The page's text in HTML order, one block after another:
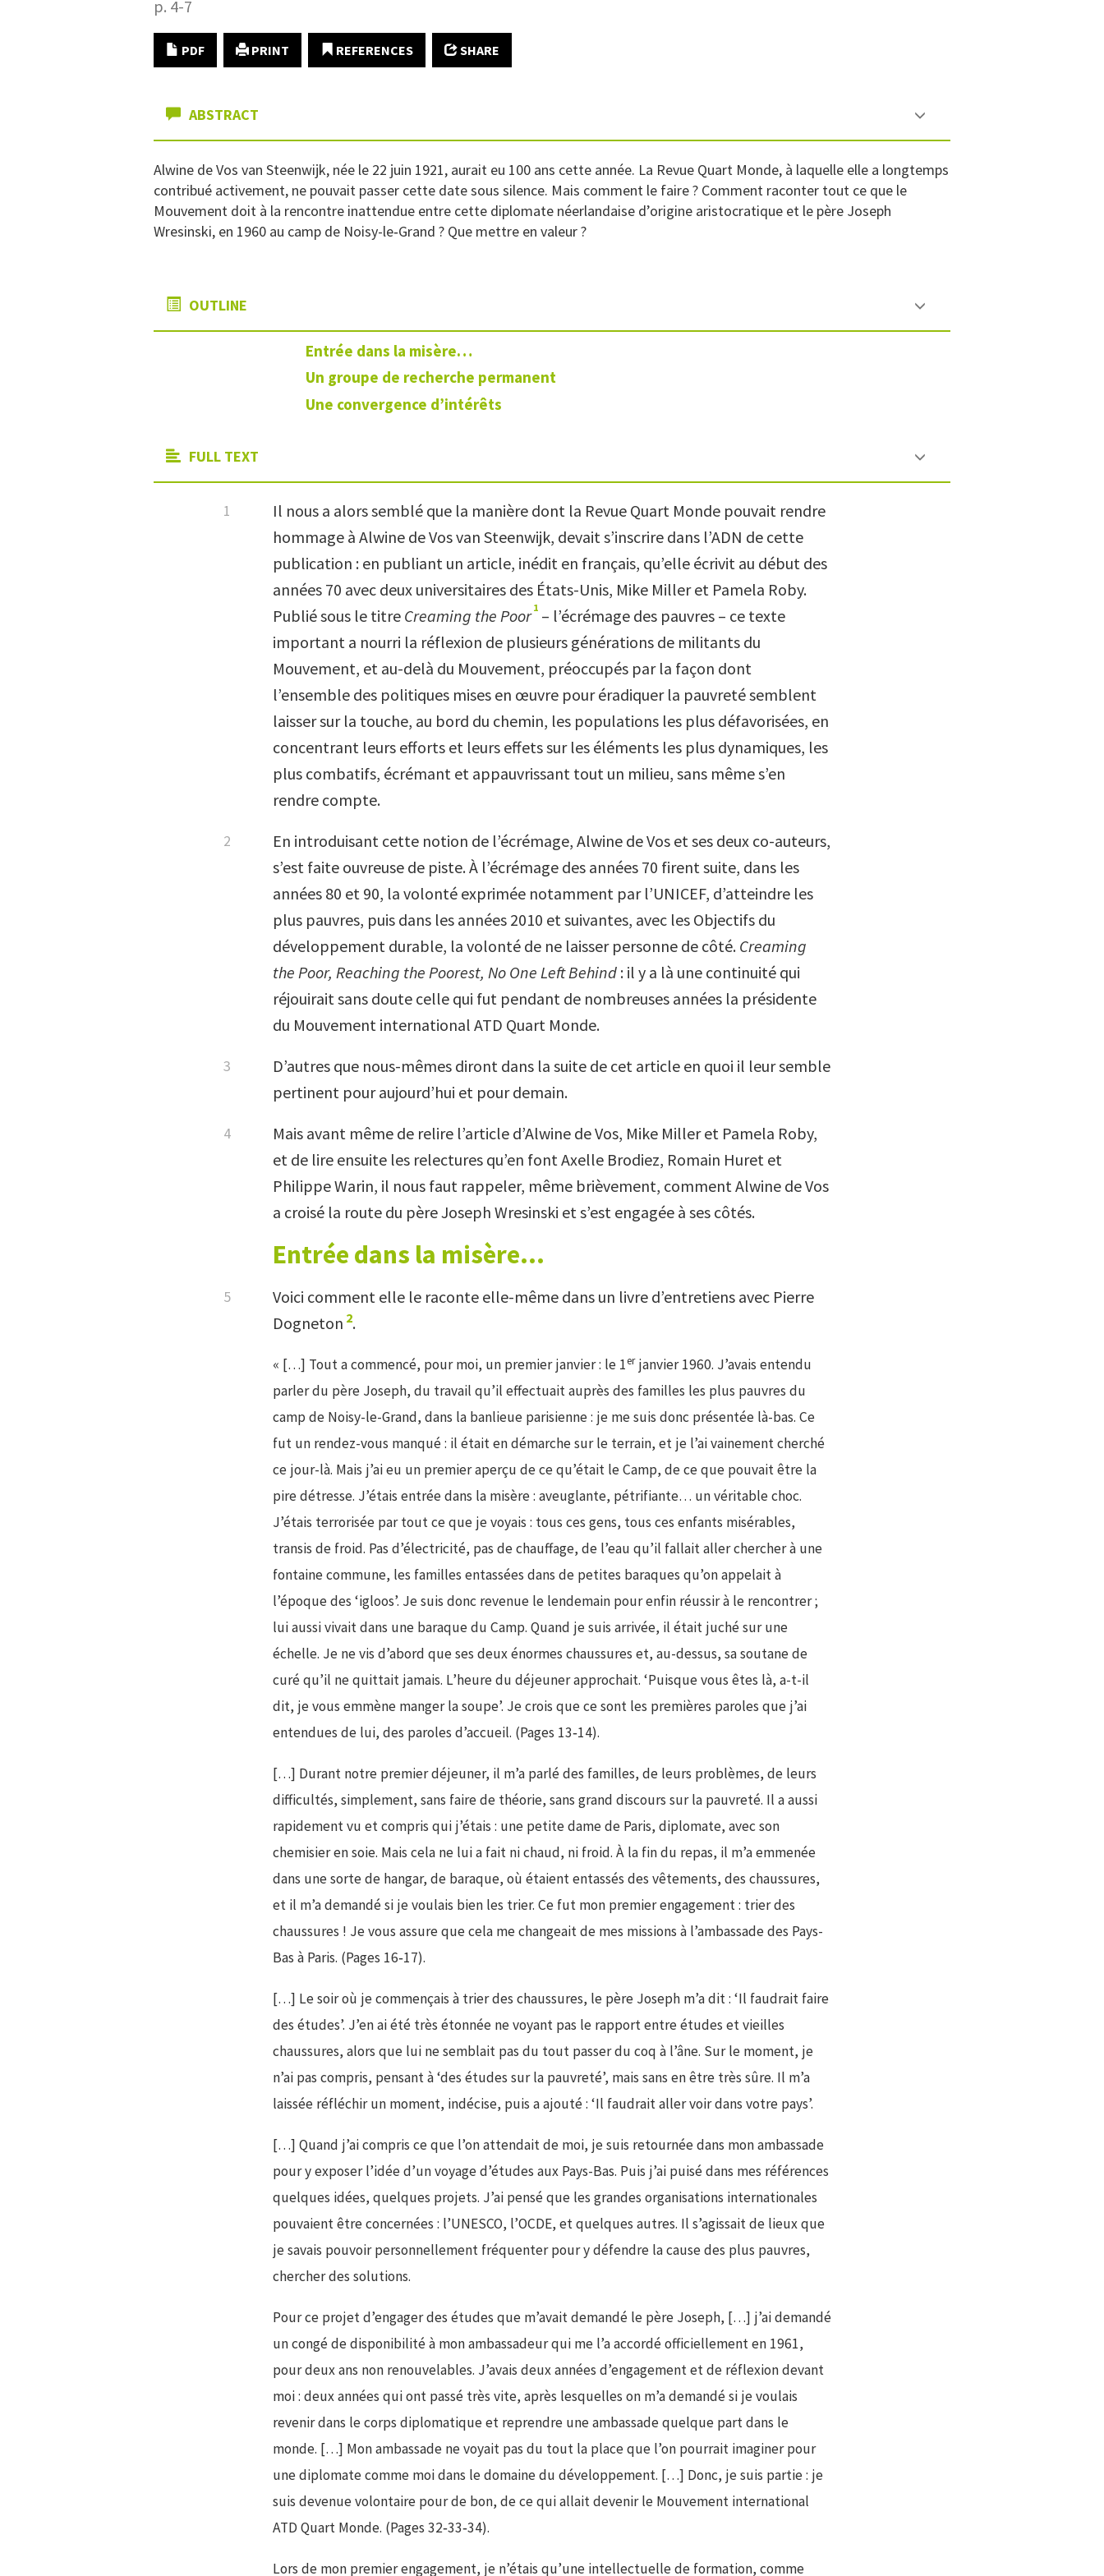
p. 4-7
PDF PRINT REFERENCES SHARE
ABSTRACT
Alwine de Vos van Steenwijk, née le 22 juin 1921, aurait eu 100 ans cette année. La Revue Quart Monde, à laquelle elle a longtemps
contribué activement, ne pouvait passer cette date sous silence. Mais comment le faire ? Comment raconter tout ce que le
Mouvement doit à la rencontre inattendue entre cette diplomate néerlandaise d’origine aristocratique et le père Joseph
Wresinski, en 1960 au camp de Noisy-le‑Grand ? Que mettre en valeur ?
OUTLINE
Entrée dans la misère…
Un groupe de recherche permanent
Une convergence d’intérêts
FULL TEXT
Il nous a alors semblé que la manière dont la Revue Quart Monde pouvait rendre
hommage à Alwine de Vos van Steenwijk, devait s’inscrire dans l’ADN de cette
publication : en publiant un article, inédit en français, qu’elle écrivit au début des
années 70 avec deux universitaires des États-Unis, Mike Miller et Pamela Roby.
Publié sous le titre Creaming the Poor 1 – l’écrémage des pauvres – ce texte
important a nourri la réflexion de plusieurs générations de militants du
Mouvement, et au-delà du Mouvement, préoccupés par la façon dont
l’ensemble des politiques mises en œuvre pour éradiquer la pauvreté semblent
laisser sur la touche, au bord du chemin, les populations les plus défavorisées, en
concentrant leurs efforts et leurs effets sur les éléments les plus dynamiques, les
plus combatifs, écrémant et appauvrissant tout un milieu, sans même s’en
rendre compte.
En introduisant cette notion de l’écrémage, Alwine de Vos et ses deux co-auteurs,
s’est faite ouvreuse de piste. À l’écrémage des années 70 firent suite, dans les
années 80 et 90, la volonté exprimée notamment par l’UNICEF, d’atteindre les
plus pauvres, puis dans les années 2010 et suivantes, avec les Objectifs du
développement durable, la volonté de ne laisser personne de côté. Creaming
the Poor, Reaching the Poorest, No One Left Behind : il y a là une continuité qui
réjouirait sans doute celle qui fut pendant de nombreuses années la présidente
du Mouvement international ATD Quart Monde.
D’autres que nous-mêmes diront dans la suite de cet article en quoi il leur semble
pertinent pour aujourd’hui et pour demain.
Mais avant même de relire l’article d’Alwine de Vos, Mike Miller et Pamela Roby,
et de lire ensuite les relectures qu’en font Axelle Brodiez, Romain Huret et
Philippe Warin, il nous faut rappeler, même brièvement, comment Alwine de Vos
a croisé la route du père Joseph Wresinski et s’est engagée à ses côtés.
Entrée dans la misère…
Voici comment elle le raconte elle-même dans un livre d’entretiens avec Pierre
Dogneton 2.
« […] Tout a commencé, pour moi, un premier janvier : le 1erjanvier 1960. J’avais entendu
parler du père Joseph, du travail qu’il effectuait auprès des familles les plus pauvres du
camp de Noisy-le-Grand, dans la banlieue parisienne : je me suis donc présentée là-bas. Ce
fut un rendez-vous manqué : il était en démarche sur le terrain, et je l’ai vainement cherché
ce jour-là. Mais j’ai eu un premier aperçu de ce qu’était le Camp, de ce que pouvait être la
pire détresse. J’étais entrée dans la misère : aveuglante, pétrifiante… un véritable choc.
J’étais terrorisée par tout ce que je voyais : tous ces gens, tous ces enfants misérables,
transis de froid. Pas d’électricité, pas de chauffage, de l’eau qu’il fallait aller chercher à une
fontaine commune, les familles entassées dans de petites baraques qu’on appelait à
l’époque des ‘igloos’. Je suis donc revenue le lendemain pour enfin réussir à le rencontrer ;
lui aussi vivait dans une baraque du Camp. Quand je suis arrivée, il était juché sur une
échelle. Je ne vis d’abord que ses deux énormes chaussures et, au-dessus, sa soutane de
curé qu’il ne quittait jamais. L’heure du déjeuner approchait. ‘Puisque vous êtes là, a-t-il
dit, je vous emmène manger la soupe’. Je crois que ce sont les premières paroles que j’ai
entendues de lui, des paroles d’accueil. (Pages 13‑14).
[…] Durant notre premier déjeuner, il m’a parlé des familles, de leurs problèmes, de leurs
difficultés, simplement, sans faire de théorie, sans grand discours sur la pauvreté. Il a aussi
rapidement vu et compris qui j’étais : une petite dame de Paris, diplomate, avec son
chemisier en soie. Mais cela ne lui a fait ni chaud, ni froid. À la fin du repas, il m’a emmenée
dans une sorte de hangar, de baraque, où étaient entassés des vêtements, des chaussures,
et il m’a demandé si je voulais bien les trier. Ce fut mon premier engagement : trier des
chaussures ! Je vous assure que cela me changeait de mes missions à l’ambassade des Pays-
Bas à Paris. (Pages 16‑17).
[…] Le soir où je commençais à trier des chaussures, le père Joseph m’a dit : ‘Il faudrait faire
des études’. J’en ai été très étonnée ne voyant pas le rapport entre études et vieilles
chaussures, alors que lui ne semblait pas du tout passer du coq à l’âne. Sur le moment, je
n’ai pas compris, pensant à ‘des études sur la pauvreté’, mais sans en être très sûre. Il m’a
laissée réfléchir un moment, indécise, puis a ajouté : ‘Il faudrait aller voir dans votre pays’.
[…] Quand j’ai compris ce que l’on attendait de moi, je suis retournée dans mon ambassade
pour y exposer l’idée d’un voyage d’études aux Pays-Bas. Puis j’ai puisé dans mes références
quelques idées, quelques projets. J’ai pensé que les grandes organisations internationales
pouvaient être concernées : l’UNESCO, l’OCDE, et quelques autres. Il s’agissait de lieux que
je savais pouvoir personnellement fréquenter pour y défendre la cause des plus pauvres,
chercher des solutions.
Pour ce projet d’engager des études que m’avait demandé le père Joseph, […] j’ai demandé
un congé de disponibilité à mon ambassadeur qui me l’a accordé officiellement en 1961,
pour deux ans non renouvelables. J’avais deux années d’engagement et de réflexion devant
moi : deux années qui ont passé très vite, après lesquelles on m’a demandé si je voulais
revenir dans le corps diplomatique et reprendre une ambassade quelque part dans le
monde. […] Mon ambassade ne voyait pas du tout la place que l’on pourrait imaginer pour
une diplomate comme moi dans le domaine du développement. […] Donc, je suis partie : je
suis devenue volontaire pour de bon, de ce qui allait devenir le Mouvement international
ATD Quart Monde. (Pages 32‑33‑34).
Lors de mon premier engagement, je n’étais qu’une intellectuelle de formation, comme